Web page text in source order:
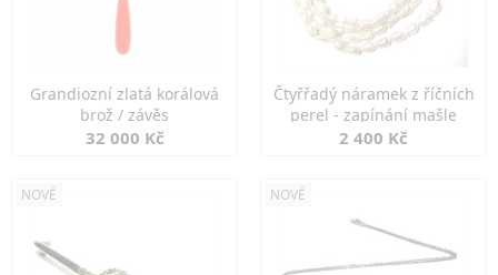
Grandiozní zlatá korálová
brož / závěs
32 000 Kč
Čtyřřadý náramek z říčních
perel - zapínání mašle
2 400 Kč
NOVÉ NOVÉ